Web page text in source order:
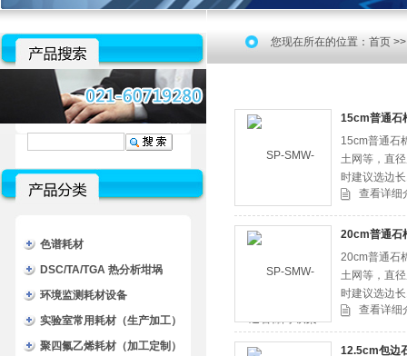
色谱耗材
DSC/TA/TGA 热分析坩埚
环境监测耗材设备
实验室常用耗材（生产加工）
聚四氟乙烯耗材（加工定制）
您现在所在的位置： 首页
15cm普通石
15cm普通石
土网等，直
时建议选边
查看详细
20cm普通石
20cm普通石
土网等，直
时建议选边
查看详细
12.5cm包边